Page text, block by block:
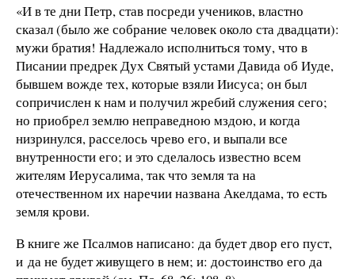
«И в те дни Петр, став посреди учеников, властно
сказал (было же собрание человек около ста двадцати):
мужи братия! Надлежало исполниться тому, что в
Писании предрек Дух Святый устами Давида об Иуде,
бывшем вожде тех, которые взяли Иисуса; он был
сопричислен к нам и получил жребий служения сего;
но приобрел землю неправедною мздою, и когда
низринулся, расселось чрево его, и выпали все
внутренности его; и это сделалось известно всем
жителям Иерусалима, так что земля та на
отечественном их наречии названа Акелдама, то есть
земля крови.
В книге же Псалмов написано: да будет двор его пуст,
и да не будет живущего в нем; и: достоинство его да